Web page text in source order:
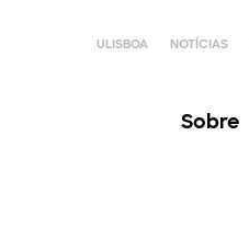
ULISBOA NOTÍCIAS
Sobre